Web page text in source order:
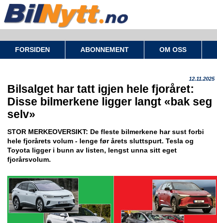
FORSIDEN ABONNEMENT OM OSS
12.11.2025
Bilsalget har tatt igjen hele fjoråret:
Disse bilmerkene ligger langt «bak seg
selv»
STOR MERKEOVERSIKT: De fleste bilmerkene har sust forbi
hele fjorårets volum - lenge før årets sluttspurt. Tesla og
Toyota ligger i bunn av listen, lengst unna sitt eget
fjorårsvolum.